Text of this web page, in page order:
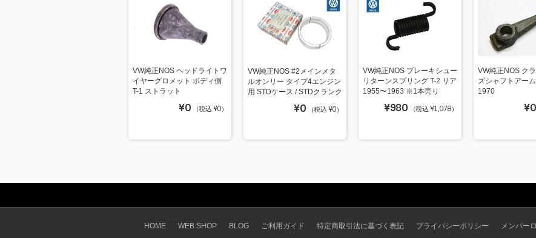
VW純正NOS ヘッドライトワ
イヤーグロメット ボディ側
T-1 ストラット
¥0 （税込 ¥0）
VW純正NOS #2メインメタ
ルオンリー タイプ4エンジン
用 STDケース / STDクランク
¥0 （税込 ¥0）
VW純正NOS ブレーキシュー
リターンスプリング T-2 リア
1955〜1963 ※1本売り
¥980 （税込 ¥1,078）
VW純正NOS ク
ズシャフトアー
1970
¥0
HOME WEB SHOP BLOG ご利用ガイド 特定商取引法に基づく表記 プライバシーポリシー メンバー